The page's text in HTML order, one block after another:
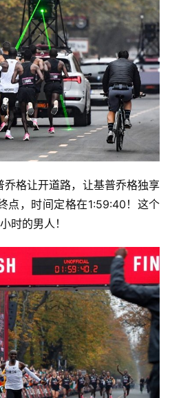
格让开道路，让基普乔格独享
点，时间定格在1:59:40！这个
时的男人！